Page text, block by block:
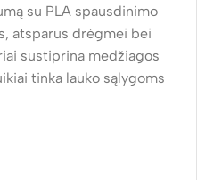
su PLA spausdinimo
atsparus drėgmei bei
sustiprina medžiagos
tinka lauko sąlygoms